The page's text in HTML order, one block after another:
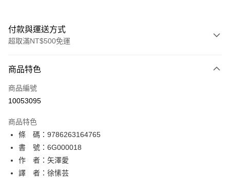
付款與運送方式
超取滿NT$500免運
信用卡一次付款
超商取貨付款
相關說明
【關於「AFTEE先享後付」】
AFTEE先享後付是「在收到商品之後才付款」的支付方式。 讓您購物簡單
便利好安心！
１．簡單：不需註冊會員、不需綁卡、不需儲值。
２．便利：只要手機號碼，簡訊認證，即可結帳。
ATM付款
運送方式
商品特色
商品編號
10053095
商品特色
條 碼：9786263164765
書 號：6G000018
作 者：矢澤愛
譯 者：徐愫芸